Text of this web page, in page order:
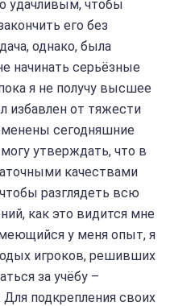
удачливым, чтобы
его без
однако, была
начинать серьёзные
я не получу высшее
избавлен от тяжести
сегодняшние
утверждать, что в
качествами
разглядеть всю
как это видится мне
у меня опыт, я
игроков, решивших
за учёбу –
подкрепления своих